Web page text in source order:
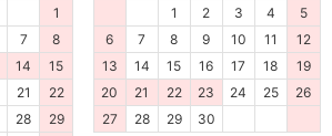
1
7
8
14
15
21
22
28
29
1
2 3 4
5
6
7 8 9 10 11
12
13
14 15 16 17 18
19
20
21 22 23 24 25
26
27
28 29 30